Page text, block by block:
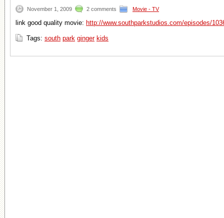
November 1, 2009 2 comments Movie - TV
link good quality movie: http://www.southparkstudios.com/episodes/
Tags: south park ginger kids